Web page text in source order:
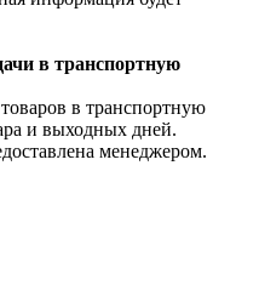
в транспортную
в транспортную
и выходных дней.
менеджером.